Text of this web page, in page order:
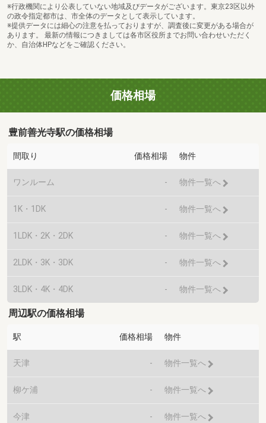
※行政機関により公表していない地域及びデータがございます。東京23区以外
の政令指定都市は、市全体のデータとして表示しています。
※提供データには細心の注意を払っておりますが、調査後に変更がある場合が
あります。 最新の情報につきましては各市区役所までお問い合わせいただく
か、自治体HPなどをご確認ください。
価格相場
豊前善光寺駅の価格相場
間取り 価格相場 物件
ワンルーム - 物件一覧へ
1K・1DK - 物件一覧へ
1LDK・2K・2DK - 物件一覧へ
2LDK・3K・3DK - 物件一覧へ
3LDK・4K・4DK - 物件一覧へ
周辺駅の価格相場
駅 価格相場 物件
天津 - 物件一覧へ
柳ケ浦 - 物件一覧へ
今津 - 物件一覧へ